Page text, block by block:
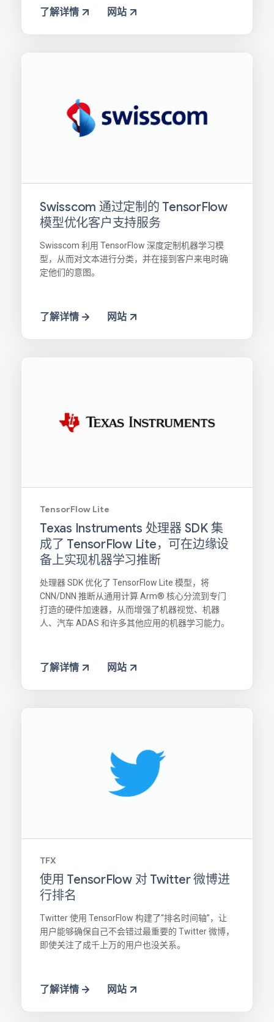
了解详情 网站
Swisscom 通过定制的 TensorFlow
模型优化客户支持服务
Swisscom 利用 TensorFlow 深度定制机器学习模
型，从而对文本进行分类，并在接到客户来电时确
定他们的意图。
了解详情 网站
TensorFlow Lite
Texas Instruments 处理器 SDK 集
成了 TensorFlow Lite，可在边缘设
备上实现机器学习推断
处理器 SDK 优化了 TensorFlow Lite 模型，将
CNN/DNN 推断从通用计算 Arm® 核心分流到专门
打造的硬件加速器，从而增强了机器视觉、机器
人、汽车 ADAS 和许多其他应用的机器学习能力。
了解详情 网站
TFX
使用 TensorFlow 对 Twitter 微博进
行排名
Twitter 使用 TensorFlow 构建了“排名时间轴”，让
用户能够确保自己不会错过最重要的 Twitter 微博，
即使关注了成千上万的用户也没关系。
了解详情 网站